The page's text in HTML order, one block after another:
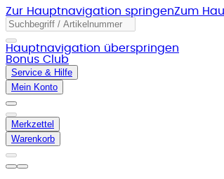
Zur Hauptnavigation springenZum
Hauptnavigation überspringen
Bonus Club
Service & Hilfe
Mein Konto
Merkzettel
Warenkorb